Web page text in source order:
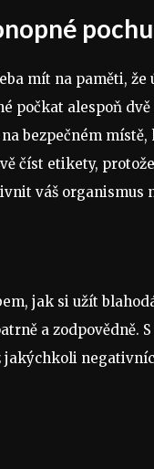
mít na paměti, že
počkat alespoň
bezpečném
číst etikety,
váš organismus
jak si užít
a zodpovědně.
jakýchkoli